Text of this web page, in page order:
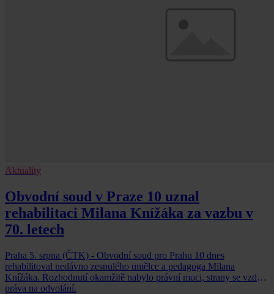
Aktuality
Obvodní soud v Praze 10 uznal
rehabilitaci Milana Knížáka za vazbu v
70. letech
Praha 5. srpna (ČTK) - Obvodní soud pro Prahu 10 dnes
rehabilitoval nedávno zesnulého umělce a pedagoga Milana
Knížáka. Rozhodnutí okamžitě nabylo právní moci, strany se vzdaly
práva na odvolání.